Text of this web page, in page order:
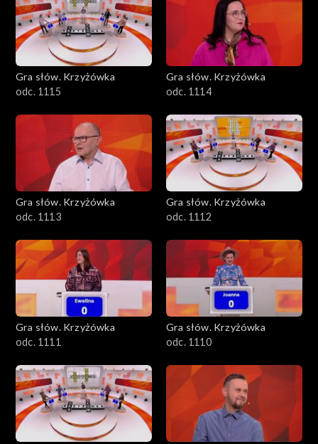
Gra słów. Krzyżówka
odc. 1115
Gra słów. Krzyżówka
odc. 1114
Gra słów. Krzyżówka
odc. 1113
Gra słów. Krzyżówka
odc. 1112
Gra słów. Krzyżówka
odc. 1111
Gra słów. Krzyżówka
odc. 1110